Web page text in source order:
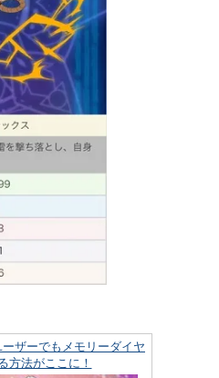
ーザーでもメモリーダイヤ
方法がここに！